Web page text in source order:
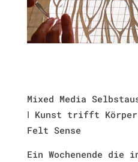
Mixed Media
I Kunst trifft Körper
Felt Sense
Ein Wochenende die